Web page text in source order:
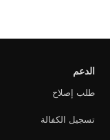
الدعم
طلب إصلاح
تسجيل الكفالة